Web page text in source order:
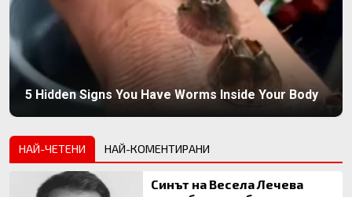
5 Hidden Signs You Have Worms Inside Your Body
НАЙ-ЧЕТЕНИ НАЙ-КОМЕНТИРАНИ
Синът на Весела Лечева